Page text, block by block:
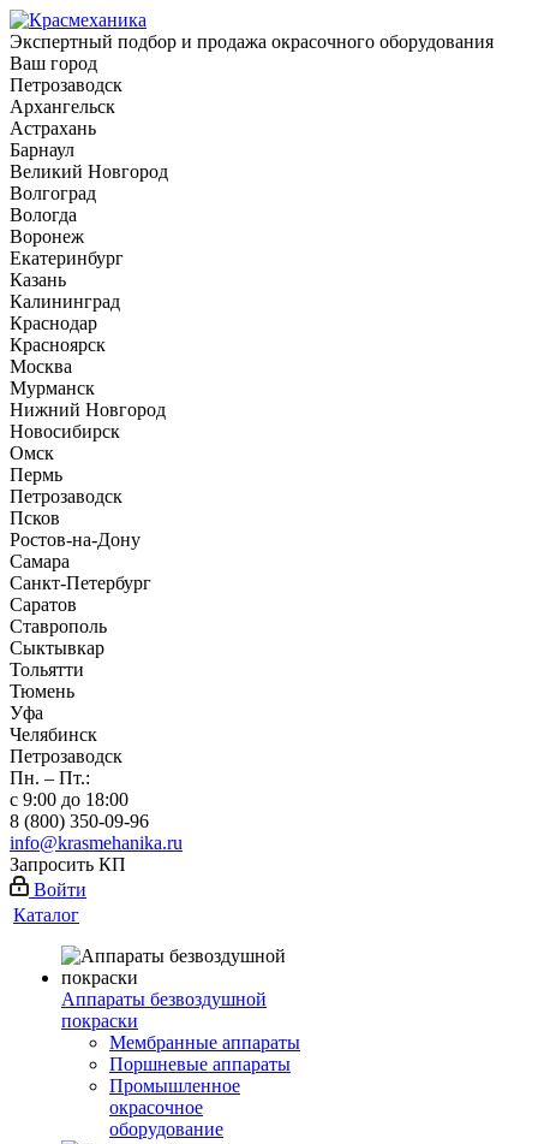
Экспертный подбор и продажа окрасочного оборудования
Ваш город
Петрозаводск
Архангельск
Астрахань
Барнаул
Великий Новгород
Волгоград
Вологда
Воронеж
Екатеринбург
Казань
Калининград
Краснодар
Красноярск
Москва
Мурманск
Нижний Новгород
Новосибирск
Омск
Пермь
Петрозаводск
Псков
Ростов-на-Дону
Самара
Санкт-Петербург
Саратов
Ставрополь
Сыктывкар
Тольятти
Тюмень
Уфа
Челябинск
Петрозаводск
Пн. – Пт.:
с 9:00 до 18:00
8 (800) 350-09-96
info@krasmehanika.ru
Запросить КП
Войти
Каталог
Аппараты безвоздушной
покраски
Мембранные аппараты
Поршневые аппараты
Промышленное
окрасочное
оборудование